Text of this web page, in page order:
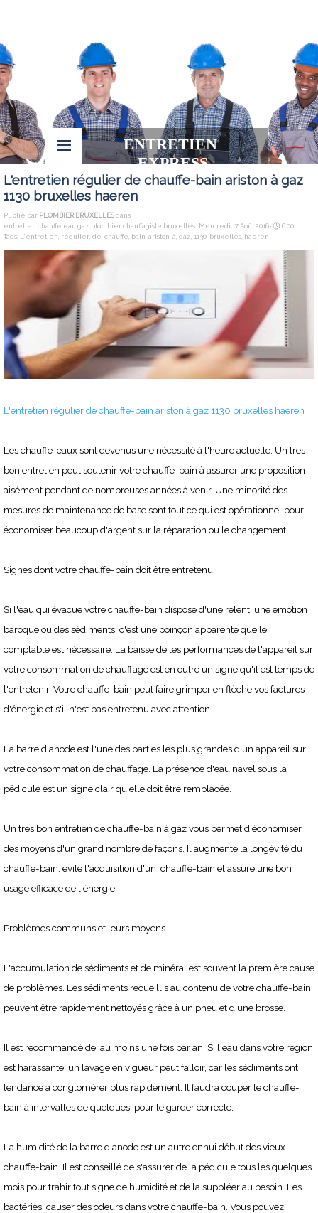
ENTRETIEN
EXPRESS
L'entretien régulier de chauffe-bain ariston à gaz
1130 bruxelles haeren
Publié par PLOMBIER BRUXELLESdans
entretien chauffe eau gaz plombier chauffagiste bruxelles· Mercredi 17 Août 2016 ·
6:00
Tags: L'entretien régulier de chauffe bain ariston à gaz 1130 bruxelles haeren
L'entretien régulier de chauffe-bain ariston à gaz 1130 bruxelles haeren
Les chauffe-eaux sont devenus une nécessité à l'heure actuelle. Un tres
bon entretien peut soutenir votre chauffe-bain à assurer une proposition
aisément pendant de nombreuses années à venir. Une minorité des
mesures de maintenance de base sont tout ce qui est opérationnel pour
économiser beaucoup d'argent sur la réparation ou le changement.
Signes dont votre chauffe-bain doit être entretenu
Si l'eau qui évacue votre chauffe-bain dispose d'une relent, une émotion
baroque ou des sédiments, c'est une poinçon apparente que le
comptable est nécessaire. La baisse de les performances de l'appareil sur
votre consommation de chauffage est en outre un signe qu'il est temps de
l'entretenir. Votre chauffe-bain peut faire grimper en flèche vos factures
d'énergie et s'il n'est pas entretenu avec attention.
La barre d'anode est l'une des parties les plus grandes d'un appareil sur
votre consommation de chauffage. La présence d'eau navel sous la
pédicule est un signe clair qu'elle doit être remplacée.
Un tres bon entretien de chauffe-bain à gaz vous permet d'économiser
des moyens d'un grand nombre de façons. Il augmente la longévité du
chauffe-bain, évite l'acquisition d'un chauffe-bain et assure une bon
usage efficace de l'énergie.
Problèmes communs et leurs moyens
L'accumulation de sédiments et de minéral est souvent la première cause
de problèmes. Les sédiments recueillis au contenu de votre chauffe-bain
peuvent être rapidement nettoyés grâce à un pneu et d'une brosse.
Il est recommandé de au moins une fois par an. Si l'eau dans votre région
est harassante, un lavage en vigueur peut falloir, car les sédiments ont
tendance à conglomérer plus rapidement. Il faudra couper le chauffe-
bain à intervalles de quelques pour le garder correcte.
La humidité de la barre d'anode est un autre ennui début des vieux
chauffe-bain. Il est conseillé de s'assurer de la pédicule tous les quelques
mois pour trahir tout signe de humidité et de la suppléer au besoin. Les
bactéries causer des odeurs dans votre chauffe-bain. Vous pouvez